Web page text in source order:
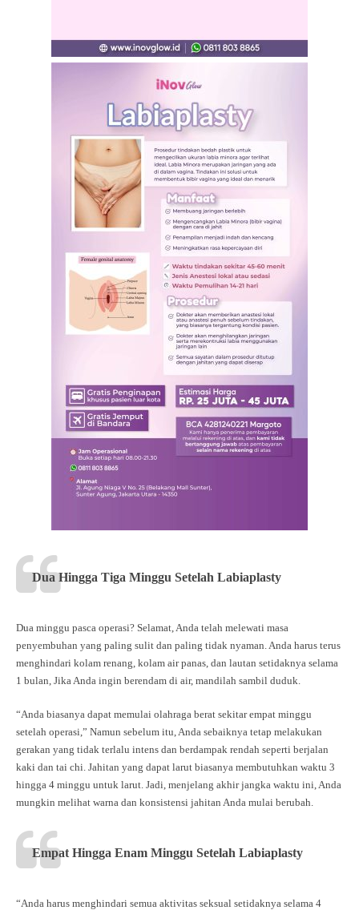
Dua Hingga Tiga Minggu Setelah Labiaplasty
Dua minggu pasca operasi? Selamat, Anda telah melewati masa
penyembuhan yang paling sulit dan paling tidak nyaman. Anda harus terus
menghindari kolam renang, kolam air panas, dan lautan setidaknya selama
1 bulan, Jika Anda ingin berendam di air, mandilah sambil duduk.
“Anda biasanya dapat memulai olahraga berat sekitar empat minggu
setelah operasi,” Namun sebelum itu, Anda sebaiknya tetap melakukan
gerakan yang tidak terlalu intens dan berdampak rendah seperti berjalan
kaki dan tai chi. Jahitan yang dapat larut biasanya membutuhkan waktu 3
hingga 4 minggu untuk larut. Jadi, menjelang akhir jangka waktu ini, Anda
mungkin melihat warna dan konsistensi jahitan Anda mulai berubah.
Empat Hingga Enam Minggu Setelah Labiaplasty
“Anda harus menghindari semua aktivitas seksual setidaknya selama 4